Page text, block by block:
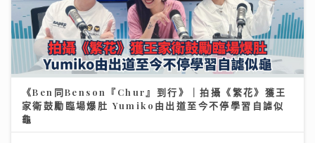
《Ben同Benson『Chur』到行》｜拍攝《繁花》獲王
家衛鼓勵臨場爆肚 Yumiko由出道至今不停學習自謔似
龜